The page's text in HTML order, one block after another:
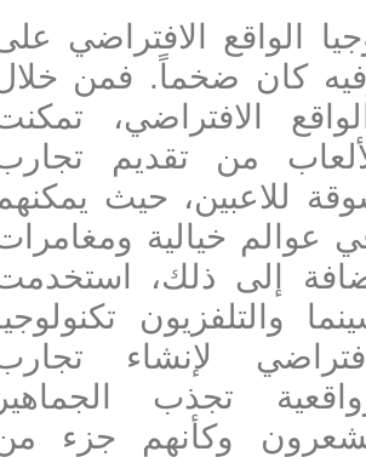
الواقع الافتراضي على
كان ضخماً. فمن خلال
الافتراضي، تمكنت
من تقديم تجارب
للاعبين، حيث يمكنهم
عوالم خيالية ومغامرات
إلى ذلك، استخدمت
والتلفزيون تكنولوجيا
لإنشاء تجارب
تجذب الجماهير
وكأنهم جزء من